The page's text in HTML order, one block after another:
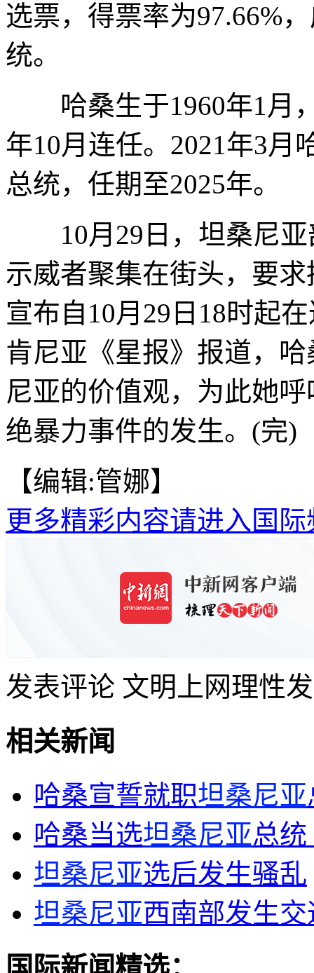
选票，得票率为97.66%
统。
哈桑生于1960年1月，
年10月连任。2021年3月
总统，任期至2025年。
10月29日，坦桑尼亚
示威者聚集在街头，要
宣布自10月29日18时起
肯尼亚《星报》报道，
尼亚的价值观，为此她
绝暴力事件的发生。(完)
【编辑:管娜】
更多精彩内容请进入国际
发表评论 文明上网理性
相关新闻
哈桑宣誓就职坦桑尼亚
哈桑当选坦桑尼亚总
坦桑尼亚选后发生骚乱
坦桑尼亚西南部发生